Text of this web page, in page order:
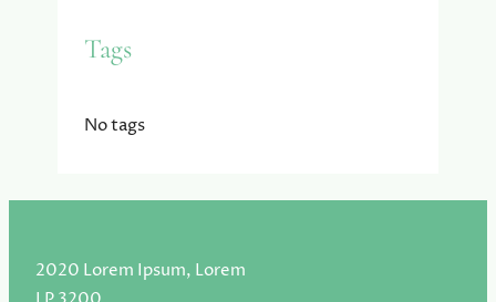
Tags
No tags
2020 Lorem Ipsum, Lorem